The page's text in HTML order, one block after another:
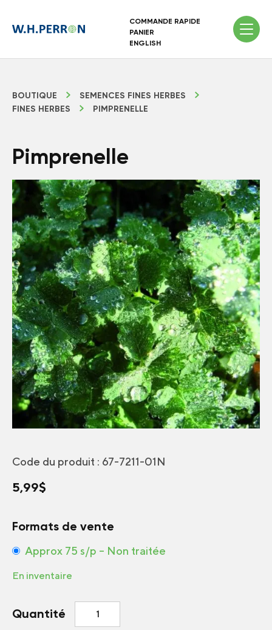
COMMANDE RAPIDE
PANIER
ENGLISH
BOUTIQUE
SEMENCES FINES HERBES
FINES HERBES
PIMPRENELLE
Pimprenelle
Code du produit : 67-7211-01N
5,99$
Formats de vente
Approx 75 s/p – Non traitée
En inventaire
Quantité